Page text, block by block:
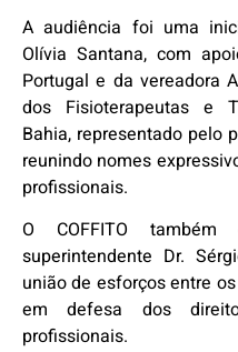
A audiência foi uma
Olívia Santana, com
Portugal e da vereadora
dos Fisioterapeutas e
Bahia, representado pelo
reunindo nomes
profissionais.
O COFFITO também
superintendente Dr.
união de esforços entre
em defesa dos
profissionais.